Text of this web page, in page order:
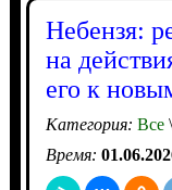
Небензя:
на
его к
Категория: Все\
Время: